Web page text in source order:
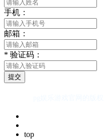
手机：
邮箱：
* 验证码：
提交
top